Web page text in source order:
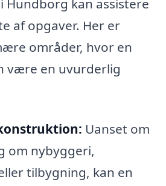
Hundborg kan assistere
af opgaver. Her er
områder, hvor en
være en uvurderlig
Uanset om
om nybyggeri,
tilbygning, kan en